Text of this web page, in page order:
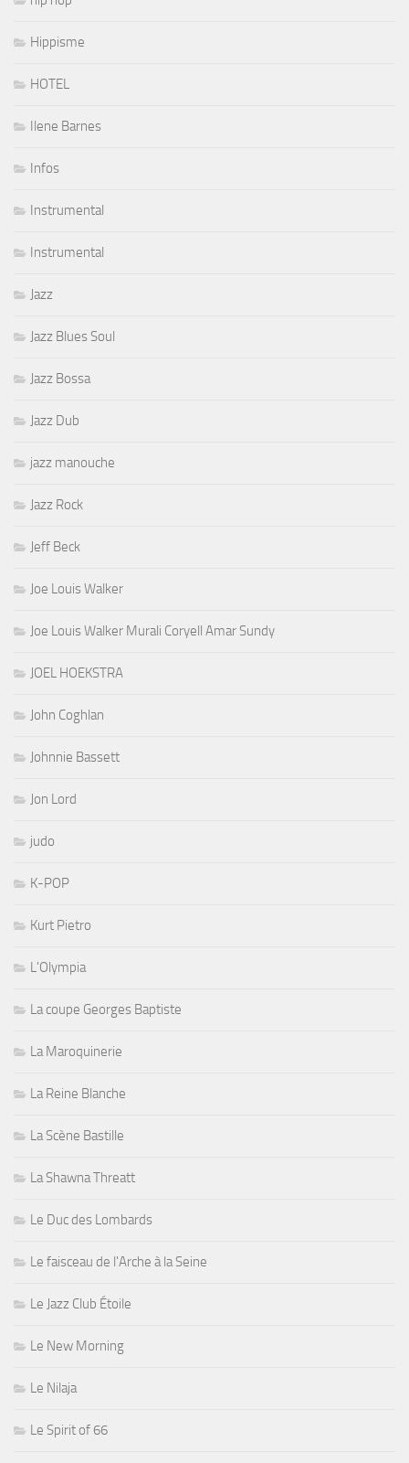
Hippisme
HOTEL
Ilene Barnes
Infos
Instrumental
Instrumental
Jazz
Jazz Blues Soul
Jazz Bossa
Jazz Dub
jazz manouche
Jazz Rock
Jeff Beck
Joe Louis Walker
Joe Louis Walker Murali Coryell Amar Sundy
JOEL HOEKSTRA
John Coghlan
Johnnie Bassett
Jon Lord
judo
K-POP
Kurt Pietro
L'Olympia
La coupe Georges Baptiste
La Maroquinerie
La Reine Blanche
La Scène Bastille
La Shawna Threatt
Le Duc des Lombards
Le faisceau de l'Arche à la Seine
Le Jazz Club Étoile
Le New Morning
Le Nilaja
Le Spirit of 66